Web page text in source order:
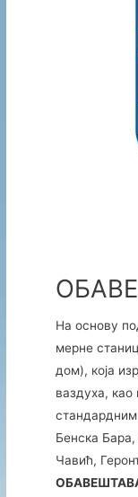
На основу
мерне
дом), која
ваздуха, као
Бенска
Чавић,